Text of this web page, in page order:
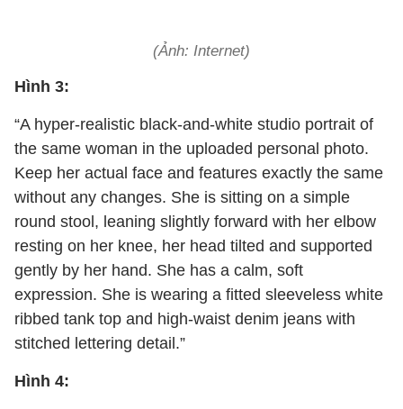
(Ảnh: Internet)
Hình 3:
“A hyper-realistic black-and-white studio portrait of
the same woman in the uploaded personal photo.
Keep her actual face and features exactly the same
without any changes. She is sitting on a simple
round stool, leaning slightly forward with her elbow
resting on her knee, her head tilted and supported
gently by her hand. She has a calm, soft
expression. She is wearing a fitted sleeveless white
ribbed tank top and high-waist denim jeans with
stitched lettering detail.”
Hình 4: